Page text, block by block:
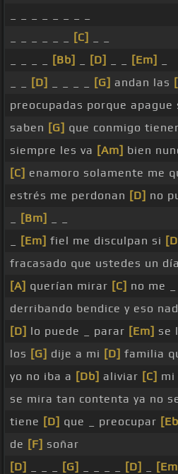
[C]
[Bb] [D] [Em]
[D] [G] andan las
preocupadas porque apague
saben [G] que conmigo
siempre les va [Am] bien
[C] enamoro solamente me
estrés me perdonan [D] no
[Bm]
[Em] fiel me disculpan si
fracasado que ustedes un día
[A] querían mirar [C] no me
derribando bendice y eso
[D] lo puede _ parar [Em] se
los [G] dije a mi [D] familia
yo no iba a [Db] aliviar [C] mi
se mira tan contenta ya no
tiene [D] que _ preocupar
de [F] soñar
[D]
[G] [D]